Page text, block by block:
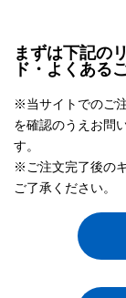
まずは下記の
ド・よくある
※当サイトでのご
を確認のうえお問
す。
※ご注文完了後の
ご了承ください。